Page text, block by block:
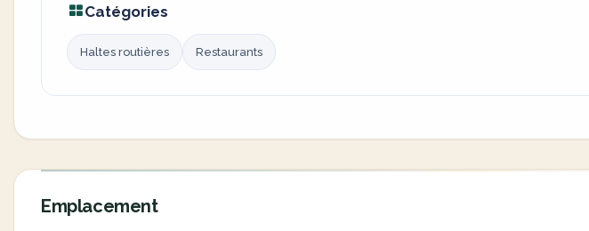
Catégories
Haltes routières Restaurants
Emplacement